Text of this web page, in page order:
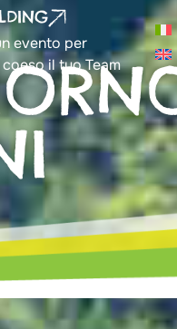
evento per
il tuo Team